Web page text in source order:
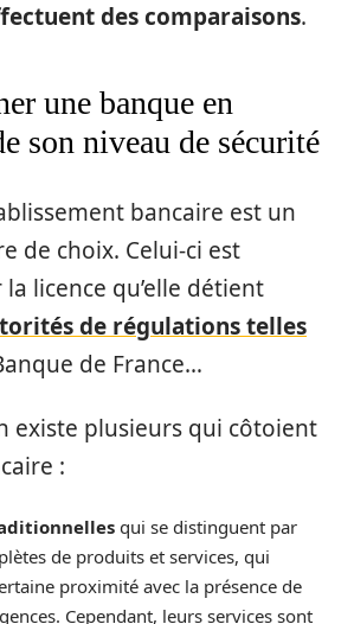
des comparaisons.
une banque en
son niveau de sécurité
bancaire est un
de choix. Celui-ci est
licence qu’elle détient
de régulations telles
de France…
existe plusieurs qui côtoient
:
qui se distinguent par
de produits et services, qui
proximité avec la présence de
Cependant, leurs services sont